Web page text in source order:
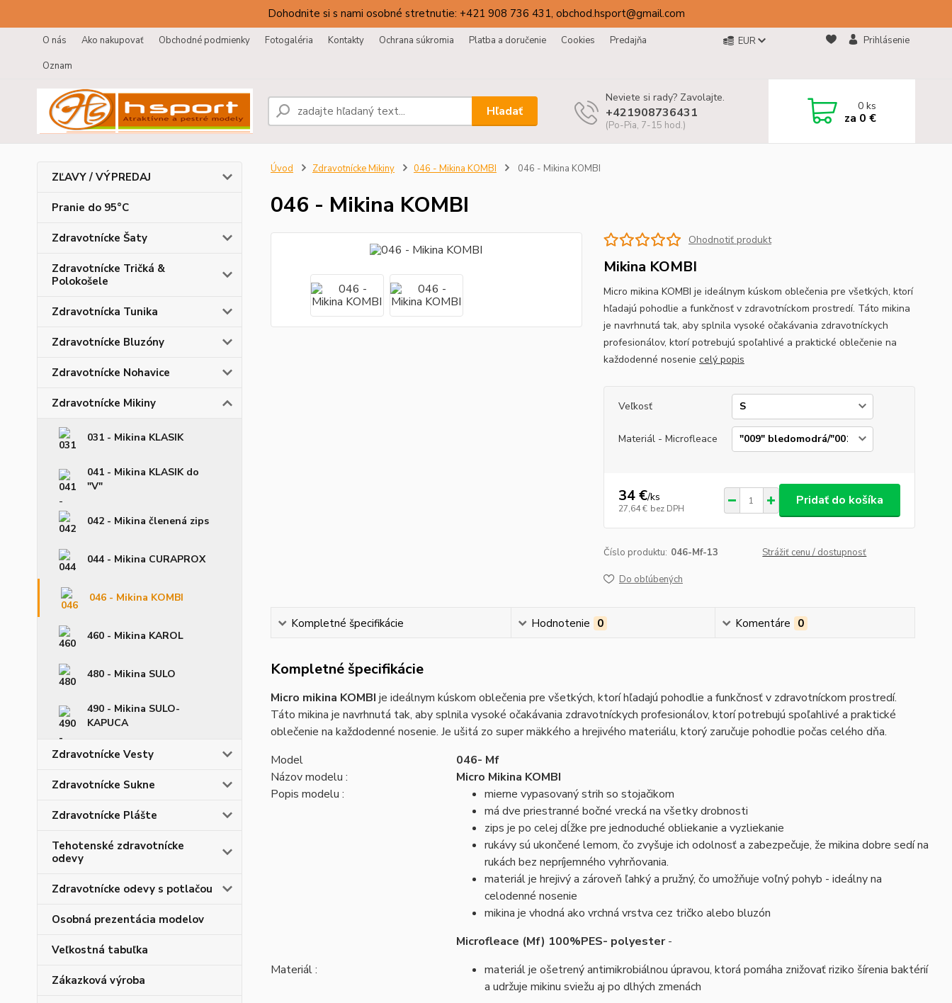
Dohodnite si s nami osobné stretnutie: +421 908 736 431, obchod.hsport@gmail.com
O nás Ako nakupovať Obchodné podmienky Fotogaléria Kontakty Ochrana súkromia Platba a doručenie Cookies
Predajňa
Oznam
EUR Prihlásenie
Hľadať
Neviete si rady? Zavolajte.
+421908736431
(Po-Pia, 7-15 hod.)
0ks
za 0 €
ZĽAVY / VÝPREDAJ
Pranie do 95°C
Zdravotnícke Šaty
Zdravotnícke Tričká &
Polokošele
Zdravotnícka Tunika
Zdravotnícke Bluzóny
Zdravotnícke Nohavice
Zdravotnícke Mikiny
031 - Mikina KLASIK
041 - Mikina KLASIK do
"V"
042 - Mikina členená zips
044 - Mikina CURAPROX
046 - Mikina KOMBI
460 - Mikina KAROL
480 - Mikina SULO
490 - Mikina SULO-
KAPUCA
Zdravotnícke Vesty
Zdravotnícke Sukne
Zdravotnícke Plášte
Tehotenské zdravotnícke
odevy
Zdravotnícke odevy s potlačou
Osobná prezentácia modelov
Veľkostná tabuľka
Zákazková výroba
Úvod Zdravotnícke Mikiny 046 - Mikina KOMBI 046 - Mikina KOMBI
046 - Mikina KOMBI
Ohodnotiť produkt
Mikina KOMBI
Micro mikina KOMBI je ideálnym kúskom oblečenia pre všetkých, ktorí
hľadajú pohodlie a funkčnosť v zdravotníckom prostredí. Táto mikina
je navrhnutá tak, aby splnila vysoké očakávania zdravotníckych
profesionálov, ktorí potrebujú spoľahlivé a praktické oblečenie na
každodenné nosenie celý popis
Veľkosť
Materiál - Microfleace
34 €/ks
27,64 € bez DPH
Pridať do košíka
Číslo produktu: 046-Mf-13 Strážiť cenu / dostupnosť
Do obľúbených
Kompletné špecifikácie Hodnotenie 0 Komentáre 0
Kompletné špecifikácie
Micro mikina KOMBI je ideálnym kúskom oblečenia pre všetkých, ktorí hľadajú pohodlie a funkčnosť v zdravotníckom prostredí.
Táto mikina je navrhnutá tak, aby splnila vysoké očakávania zdravotníckych profesionálov, ktorí potrebujú spoľahlivé a praktické
oblečenie na každodenné nosenie. Je ušitá zo super mäkkého a hrejivého materiálu, ktorý zaručuje pohodlie počas celého dňa.
Model
046- Mf
Názov modelu :
Micro Mikina KOMBI
Popis modelu :
mierne vypasovaný strih so stojačikom
má dve priestranné bočné vrecká na všetky drobnosti
zips je po celej dĺžke pre jednoduché obliekanie a vyzliekanie
rukávy sú ukončené lemom, čo zvyšuje ich odolnosť a zabezpečuje, že mikina dobre sedí na
rukách bez nepríjemného vyhrňovania.
materiál je hrejivý a zároveň ľahký a pružný, čo umožňuje voľný pohyb - ideálny na
celodenné nosenie
mikina je vhodná ako vrchná vrstva cez tričko alebo bluzón
Materiál :
Microfleace (Mf) 100%PES- polyester-
materiál je ošetrený antimikrobiálnou úpravou, ktorá pomáha znižovať riziko šírenia baktérií
a udržuje mikinu sviežu aj po dlhých zmenách